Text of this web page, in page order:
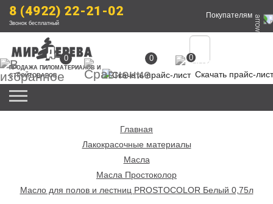
8 (4922) 22-21-02
Звонок бесплатный
Покупателям
ПРОДАЖА ПИЛОМАТЕРИАЛОВ И
СТРОЙТОВАРОВ
Скачать прайс-лист
0 0 0
Главная
Лакокрасочные материалы
Масла
Масла Простоколор
Масло для полов и лестниц PROSTOCOLOR Белый 0,75л